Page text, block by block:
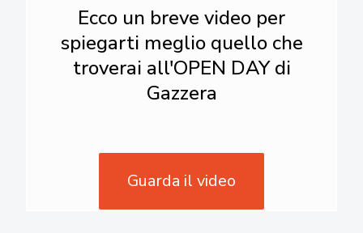
Ecco un breve video per
spiegarti meglio quello che
troverai all'OPEN DAY di
Gazzera
Guarda il video